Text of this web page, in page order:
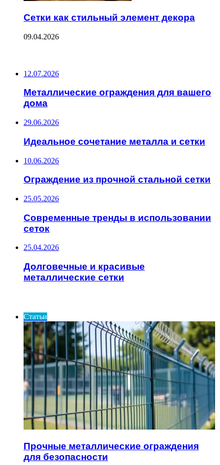
Сетки как стильный элемент декора
09.04.2026
12.07.2026
Металлические ограждения для вашего
дома
29.06.2026
Идеальное сочетание металла и сетки
10.06.2026
Ограждение из прочной стальной сетки
25.05.2026
Современные тренды в использовании
сеток
25.04.2026
Долговечные и красивые
металлические сетки
Статьи
Прочные металлические ограждения
для безопасности